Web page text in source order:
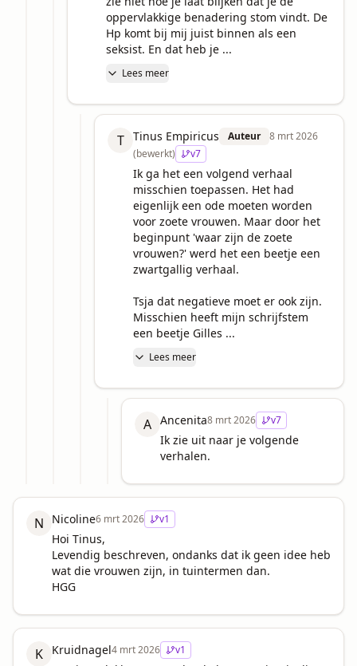
oppervlakkige benadering stom vindt. De
Hp komt bij mij juist binnen als een
seksist. En dat heb je ...
Lees meer
T Tinus Empiricus Auteur
8 mrt 2026
(bewerkt)
v7
Ik ga het een volgend verhaal
misschien toepassen. Het had
eigenlijk een ode moeten worden
voor zoete vrouwen. Maar door het
beginpunt 'waar zijn de zoete
vrouwen?' werd het een beetje een
zwartgallig verhaal.
Tsja dat negatieve moet er ook zijn.
Misschien heeft mijn schrijfstem
een beetje Gilles ...
Lees meer
A Ancenita8 mrt 2026 v7
Ik zie uit naar je volgende
verhalen.
N Nicoline6 mrt 2026 v1
Hoi Tinus,
Levendig beschreven, ondanks dat ik geen idee heb
wat die vrouwen zijn, in tuintermen dan.
HGG
K Kruidnagel4 mrt 2026 v1